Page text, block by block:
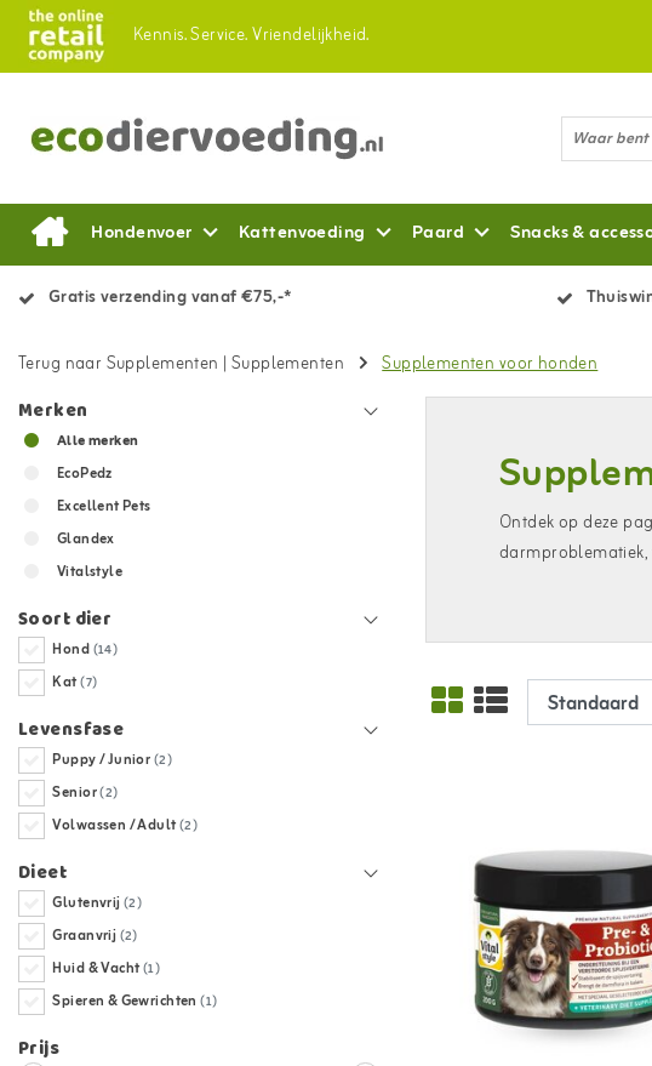
Kennis.Service.Vriendelijkheid.
Hondenvoer Kattenvoeding Paard Snacks &
Gratis verzending vanaf €75,-*
Terug naar Supplementen | Supplementen Supplementen voor honden
Merken
Alle merken
EcoPedz
Excellent Pets
Glandex
Vitalstyle
Soort dier
Hond(14)
Kat(7)
Levensfase
Puppy / Junior(2)
Senior(2)
Volwassen / Adult(2)
Dieet
Glutenvrij(2)
Graanvrij (2)
Huid & Vacht(1)
Spieren & Gewrichten(1)
Prijs
Ontdek op deze
darmproblematiek,